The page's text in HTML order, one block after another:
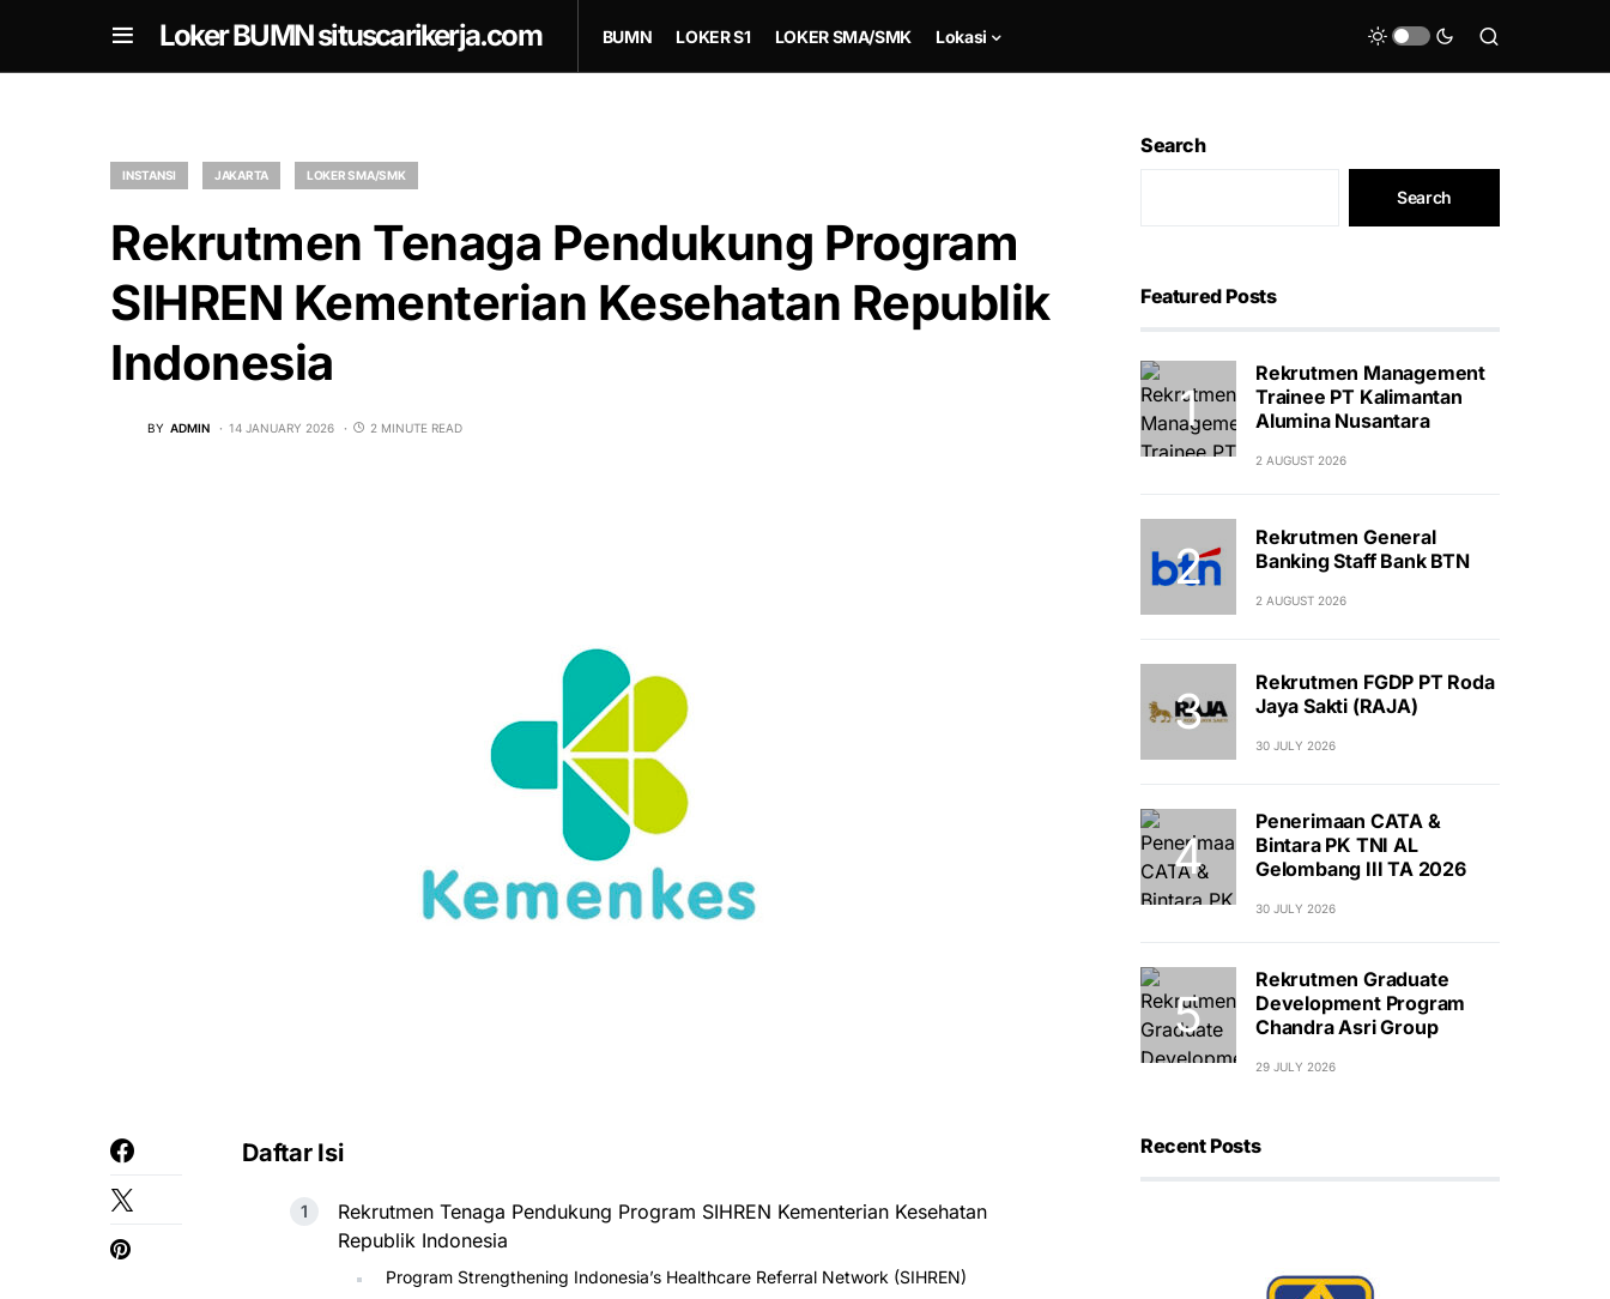
Loker BUMN situscarikerja.com BUMN LOKER S1 LOKER SMA/SMK Lokasi
INSTANSI JAKARTA LOKER SMA/SMK
Rekrutmen Tenaga Pendukung Program
SIHREN Kementerian Kesehatan Republik
Indonesia
BY ADMIN 14 JANUARY 2026 2 MINUTE READ
Daftar Isi
Rekrutmen Tenaga Pendukung Program SIHREN Kementerian Kesehatan
Republik Indonesia
Program Strengthening Indonesia’s Healthcare Referral Network (SIHREN)
Search
Search
Featured Posts
Rekrutmen Management
Trainee PT Kalimantan
Alumina Nusantara
2 AUGUST 2026
Rekrutmen General
Banking Staff Bank BTN
2 AUGUST 2026
Rekrutmen FGDP PT Roda
Jaya Sakti (RAJA)
30 JULY 2026
Penerimaan CATA &
Bintara PK TNI AL
Gelombang III TA 2026
30 JULY 2026
Rekrutmen Graduate
Development Program
Chandra Asri Group
29 JULY 2026
Recent Posts